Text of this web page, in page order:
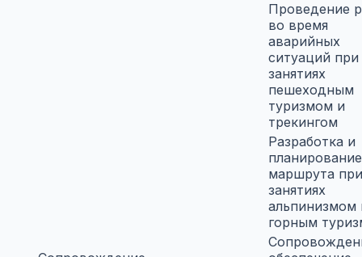
Проведение
во время
аварийных
ситуаций при
занятиях
пешеходным
туризмом и
трекингом
Разработка и
планирование
маршрута при
занятиях
альпинизмом
горным